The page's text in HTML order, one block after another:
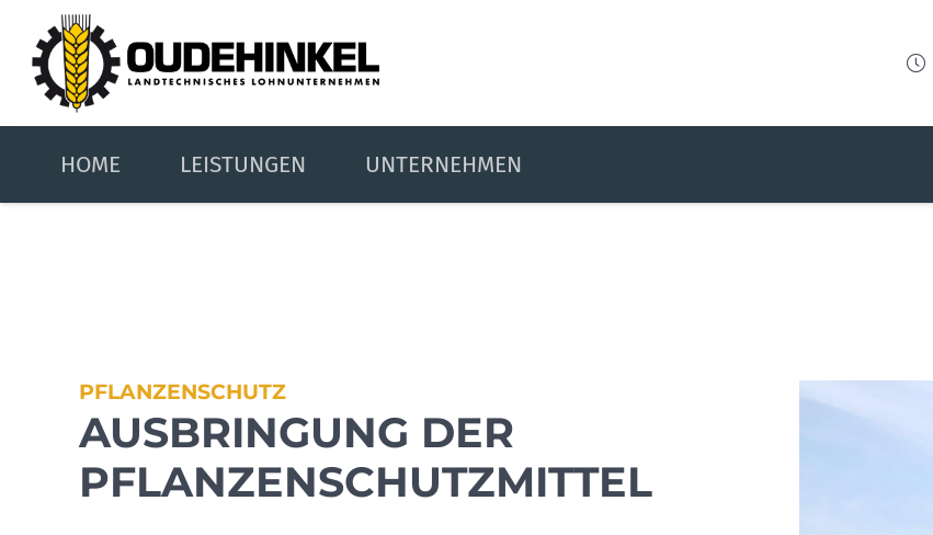
HOME LEISTUNGEN UNTERNEHMEN
PFLANZENSCHUTZ
AUSBRINGUNG DER
PFLANZEN­SCHUTZ­MITTEL